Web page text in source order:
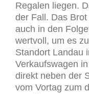
Regalen liegen.
der Fall. Das
auch in den
wertvoll, um es
Standort Landau
Verkaufswagen
direkt neben der
vom Vortag zum